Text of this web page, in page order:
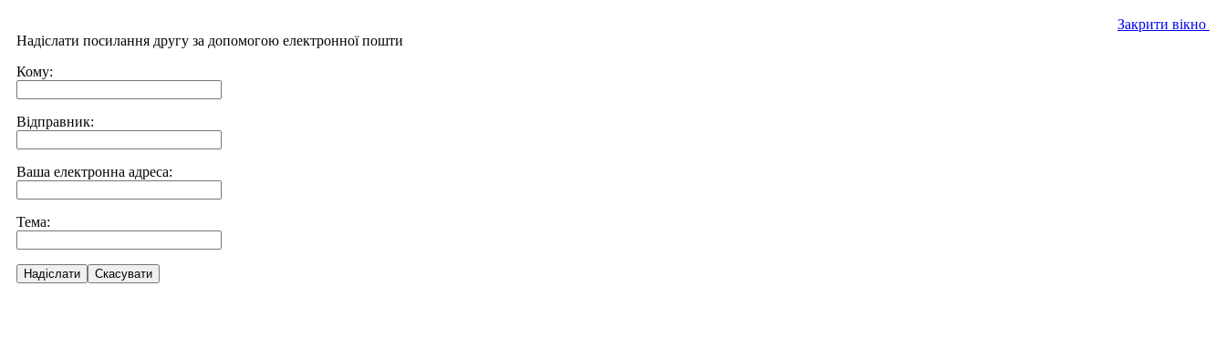
Закрити вікно
Надіслати посилання другу за допомогою електронної пошти
Кому:
Відправник:
Ваша електронна адреса:
Тема:
Надіслати Скасувати